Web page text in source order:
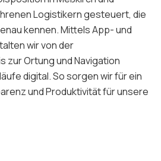
Logistikern gesteuert, die
kennen.Mittels App- und
wir von der
zur Ortung und Navigation
digital.So sorgen wir für ein
und Produktivität für unsere